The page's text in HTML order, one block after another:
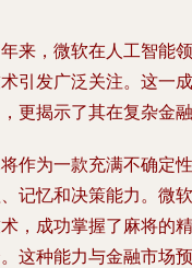
来，微软在人工智能
引发广泛关注。这一
更揭示了其在复杂金
作为一款充满不确定
记忆和决策能力。微
，成功掌握了麻将的
这种能力与金融市场